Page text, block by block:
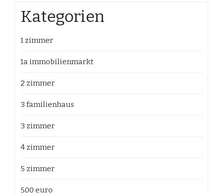
Kategorien
1 zimmer
1a immobilienmarkt
2 zimmer
3 familienhaus
3 zimmer
4 zimmer
5 zimmer
500 euro